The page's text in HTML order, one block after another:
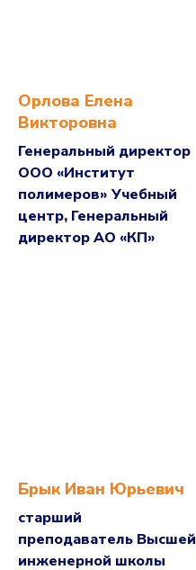
Орлова Елена
Викторовна
Генеральный директор
ООО «Институт
полимеров» Учебный
центр, Генеральный
директор АО «КП»
Брык Иван Юрьевич
старший
преподаватель Высшей
инженерной школы